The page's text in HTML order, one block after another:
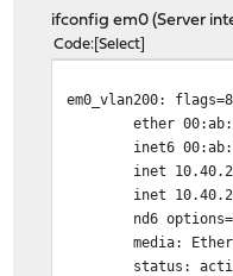
carp: MASTER
carp: MASTER
carp: MASTER
carp: MASTER
carp: MASTER
carp: MASTER
carp: MASTER
carp: MASTER
carp: MASTER
ifconfig em0 (Server
Code Select
em0_vlan200:
ether
inet6
inet 10.40.20.20
inet 10.40.20.1
nd6
media: Ethernet
status: